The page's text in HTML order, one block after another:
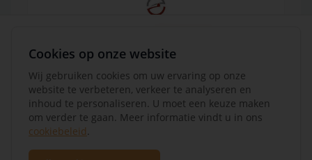
Cookies op onze website
Wij gebruiken cookies om uw ervaring op onze
website te verbeteren, verkeer te analyseren en
inhoud te personaliseren. U moet een keuze maken
om verder te gaan. Meer informatie vindt u in ons
cookiebeleid.